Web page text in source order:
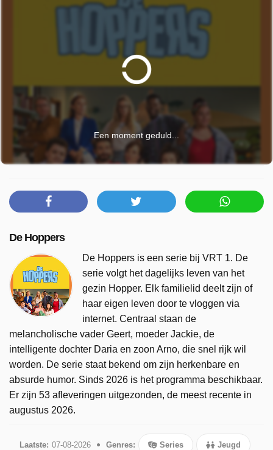
Een moment geduld...
De Hoppers
De Hoppers is een serie bij VRT 1. De
serie volgt het dagelijks leven van het
gezin Hopper. Elk familielid deelt zijn of
haar eigen leven door te vloggen via
internet. Centraal staan de
melancholische vader Geert, moeder Jackie, de
intelligente dochter Daria en zoon Arno, die snel rijk wil
worden. De serie staat bekend om zijn herkenbare en
absurde humor. Sinds 2026 is het programma beschikbaar.
Er zijn 53 afleveringen uitgezonden, de meest recente in
augustus 2026.
Laatste: 07-08-2026 Genres: Series Jeugd